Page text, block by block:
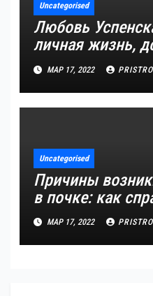
Uncategorised
Любовь
личная жизнь,
МАР 17, 2022
Uncategorised
Причины
в почке: как
болезнью
МАР 17, 2022